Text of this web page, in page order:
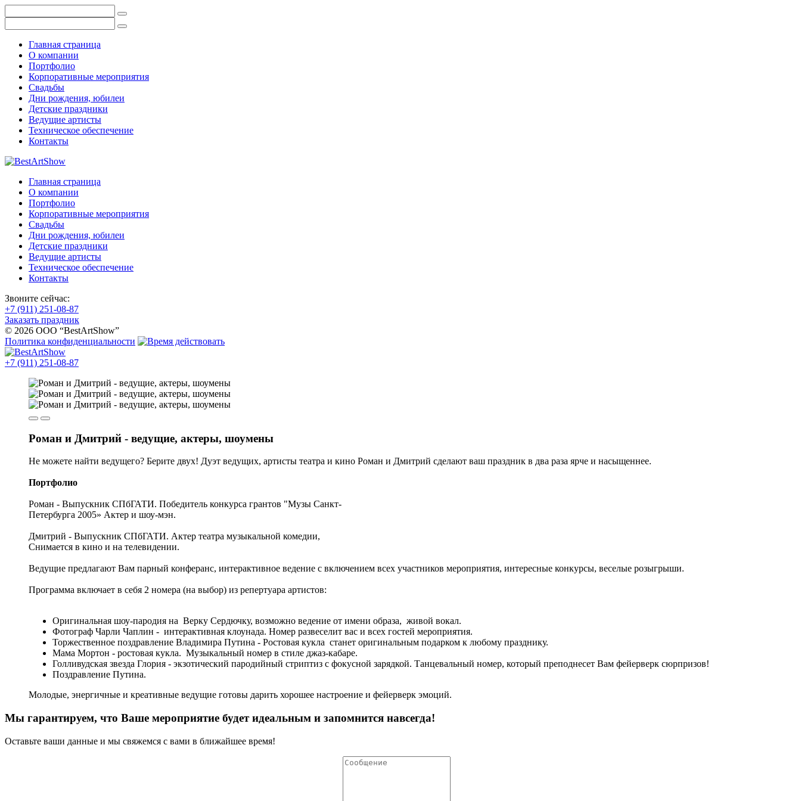
Главная страница
О компании
Портфолио
Корпоративные мероприятия
Свадьбы
Дни рождения, юбилеи
Детские праздники
Ведущие артисты
Техническое обеспечение
Контакты
Главная страница
О компании
Портфолио
Корпоративные мероприятия
Свадьбы
Дни рождения, юбилеи
Детские праздники
Ведущие артисты
Техническое обеспечение
Контакты
Звоните сейчас:
+7 (911) 251-08-87
Заказать праздник
© 2026 ООО “BestArtShow”
Политика конфиденциальности
+7 (911) 251-08-87
Роман и Дмитрий - ведущие, актеры, шоумены
Не можете найти ведущего? Берите двух! Дуэт ведущих, артисты театра и кино Роман и Дмитрий сделают ваш праздник в два раза ярче и насыщеннее.
Портфолио
Роман - Выпускник СПбГАТИ. Победитель конкурса грантов "Музы Санкт-
Петербурга 2005» Актер и шоу-мэн.
Дмитрий - Выпускник СПбГАТИ. Актер театра музыкальной комедии,
Снимается в кино и на телевидении.
Ведущие предлагают Вам парный конферанс, интерактивное ведение с включением всех участников мероприятия, интересные конкурсы, веселые розыгрыши.
Программа включает в себя 2 номера (на выбор) из репертуара артистов:
Оригинальная шоу-пародия на Верку Сердючку, возможно ведение от имени образа, живой вокал.
Фотограф Чарли Чаплин - интерактивная клоунада. Номер развеселит вас и всех гостей мероприятия.
Торжественное поздравление Владимира Путина - Ростовая кукла станет оригинальным подарком к любому празднику.
Мама Мортон - ростовая кукла. Музыкальный номер в стиле джаз-кабаре.
Голливудская звезда Глория - экзотический пародийный стриптиз с фокусной зарядкой. Танцевальный номер, который преподнесет Вам фейерверк сюрпризов!
Поздравление Путина.
Молодые, энергичные и креативные ведущие готовы дарить хорошее настроение и фейерверк эмоций.
Мы гарантируем, что Ваше мероприятие будет идеальным и запомнится навсегда!
Оставьте ваши данные и мы свяжемся с вами в ближайшее время!